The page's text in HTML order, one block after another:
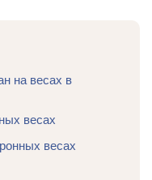
на весах в
весах
весах